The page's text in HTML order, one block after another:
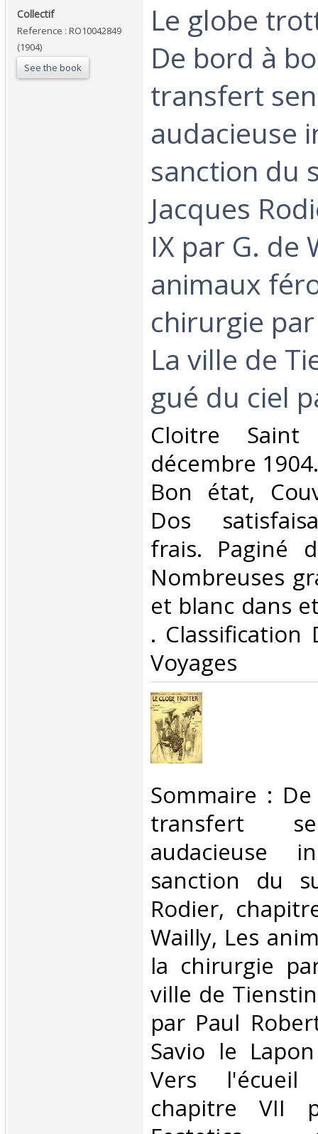
‎Collectif‎
Reference : RO10042849
(1904)
See the book
‎Le globe
De bord à
transfert
audacieuse
sanction du
Jacques
IX par G. de
animaux
chirurgie
La ville de
gué du ciel
‎Cloitre
décembre
Bon état,
Dos
frais. Paginé
Nombreuses
et blanc dans
. Classification
Voyages‎
‎Sommaire :
transfert
audacieuse
sanction du
Rodier,
Wailly, Les
la chirurgie
ville de
par Paul
Savio le
Vers
chapitre VII